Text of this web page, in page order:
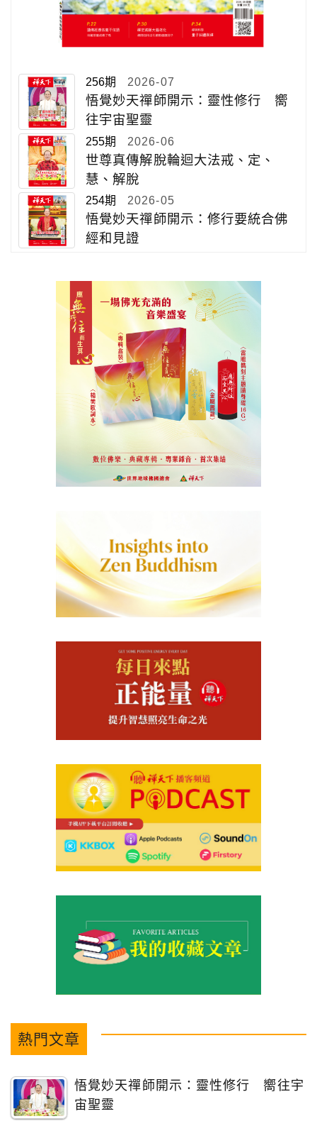
256期 2026-07
悟覺妙天禪師開示：靈性修行 嚮
往宇宙聖靈
255期 2026-06
世尊真傳解脫輪迴大法戒、定、
慧、解脫
254期 2026-05
悟覺妙天禪師開示：修行要統合佛
經和見證
熱門文章
悟覺妙天禪師開示：靈性修行 嚮往宇
宙聖靈